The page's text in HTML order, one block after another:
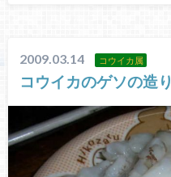
2009.03.14 コウイカ属
コウイカのゲソの造り